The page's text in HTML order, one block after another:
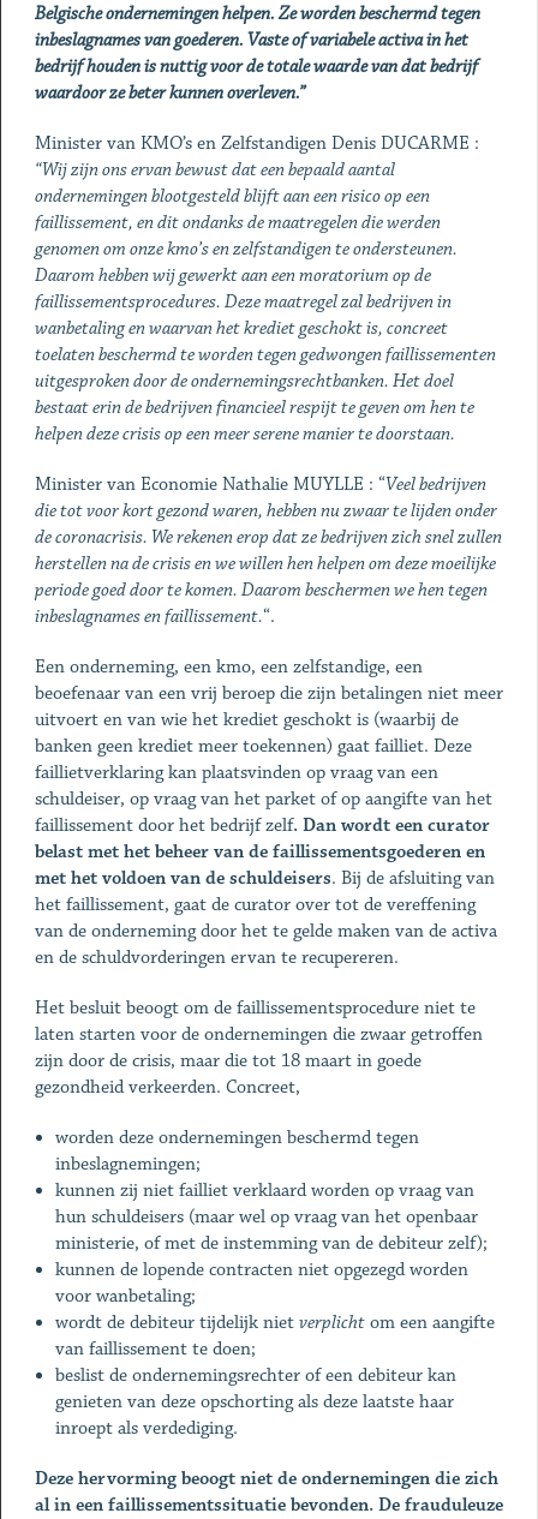
Belgische ondernemingen helpen. Ze worden beschermd tegen
inbeslagnames van goederen. Vaste of variabele activa in het
bedrijf houden is nuttig voor de totale waarde van dat bedrijf
waardoor ze beter kunnen overleven.”
Minister van KMO’s en Zelfstandigen Denis DUCARME :
“Wij zijn ons ervan bewust dat een bepaald aantal
ondernemingen blootgesteld blijft aan een risico op een
faillissement, en dit ondanks de maatregelen die werden
genomen om onze kmo’s en zelfstandigen te ondersteunen.
Daarom hebben wij gewerkt aan een moratorium op de
faillissementsprocedures. Deze maatregel zal bedrijven in
wanbetaling en waarvan het krediet geschokt is, concreet
toelaten beschermd te worden tegen gedwongen faillissementen
uitgesproken door de ondernemingsrechtbanken. Het doel
bestaat erin de bedrijven financieel respijt te geven om hen te
helpen deze crisis op een meer serene manier te doorstaan.
Minister van Economie Nathalie MUYLLE : “Veel bedrijven
die tot voor kort gezond waren, hebben nu zwaar te lijden onder
de coronacrisis. We rekenen erop dat ze bedrijven zich snel zullen
herstellen na de crisis en we willen hen helpen om deze moeilijke
periode goed door te komen. Daarom beschermen we hen tegen
inbeslagnames en faillissement.“.
Een onderneming, een kmo, een zelfstandige, een
beoefenaar van een vrij beroep die zijn betalingen niet meer
uitvoert en van wie het krediet geschokt is (waarbij de
banken geen krediet meer toekennen) gaat failliet. Deze
faillietverklaring kan plaatsvinden op vraag van een
schuldeiser, op vraag van het parket of op aangifte van het
faillissement door het bedrijf zelf. Dan wordt een curator
belast met het beheer van de faillissementsgoederen en
met het voldoen van de schuldeisers. Bij de afsluiting van
het faillissement, gaat de curator over tot de vereffening
van de onderneming door het te gelde maken van de activa
en de schuldvorderingen ervan te recupereren.
Het besluit beoogt om de faillissementsprocedure niet te
laten starten voor de ondernemingen die zwaar getroffen
zijn door de crisis, maar die tot 18 maart in goede
gezondheid verkeerden. Concreet,
worden deze ondernemingen beschermd tegen
inbeslagnemingen;
kunnen zij niet failliet verklaard worden op vraag van
hun schuldeisers (maar wel op vraag van het openbaar
ministerie, of met de instemming van de debiteur zelf);
kunnen de lopende contracten niet opgezegd worden
voor wanbetaling;
wordt de debiteur tijdelijk nietverplicht om een aangifte
van faillissement te doen;
beslist de ondernemingsrechter of een debiteur kan
genieten van deze opschorting als deze laatste haar
inroept als verdediging.
Deze hervorming beoogt niet de ondernemingen die zich
al in een faillissementssituatie bevonden. De frauduleuze